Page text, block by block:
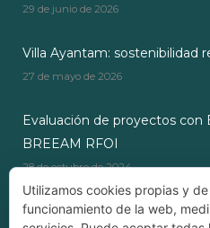
29 de junio de 2026
Villa Ayantam: sostenibilidad
27 de mayo de 2026
Evaluación de proyectos con
BREEAM RFOI
28 de octubre de 2024
Utilizamos cookies propias y
funcionamiento de la web,